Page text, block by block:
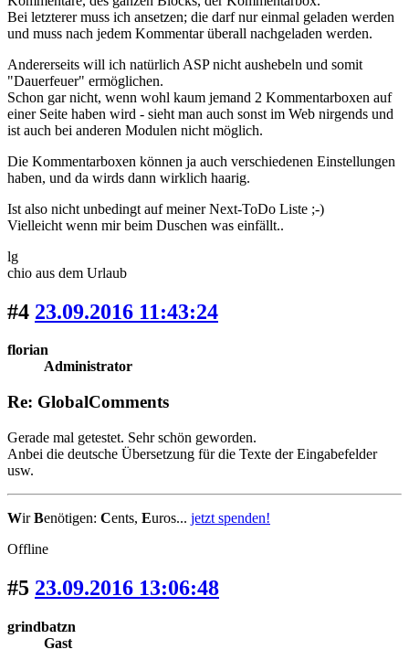
Bei letzterer muss ich ansetzen; die darf nur einmal geladen werden
und muss nach jedem Kommentar überall nachgeladen werden.
Andererseits will ich natürlich ASP nicht aushebeln und somit
"Dauerfeuer" ermöglichen.
Schon gar nicht, wenn wohl kaum jemand 2 Kommentarboxen auf
einer Seite haben wird - sieht man auch sonst im Web nirgends und
ist auch bei anderen Modulen nicht möglich.
Die Kommentarboxen können ja auch verschiedenen Einstellungen
haben, und da wirds dann wirklich haarig.
Ist also nicht unbedingt auf meiner Next-ToDo Liste ;-)
Vielleicht wenn mir beim Duschen was einfällt..
lg
chio aus dem Urlaub
#4 23.09.2016 11:43:24
florian
Administrator
Re: GlobalComments
Gerade mal getestet. Sehr schön geworden.
Anbei die deutsche Übersetzung für die Texte der Eingabefelder
usw.
WirBenötigen: Cents, Euros... jetzt spenden!
Offline
#5 23.09.2016 13:06:48
grindbatzn
Gast